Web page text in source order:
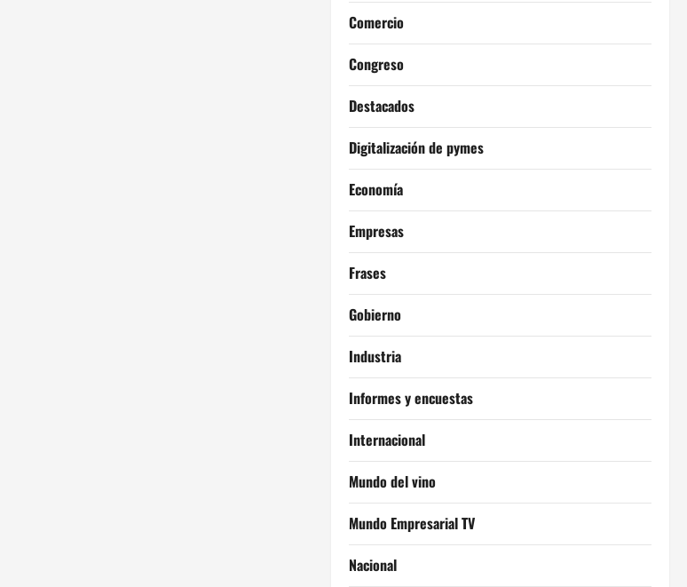
Comercio
Congreso
Destacados
Digitalización de pymes
Economía
Empresas
Frases
Gobierno
Industria
Informes y encuestas
Internacional
Mundo del vino
Mundo Empresarial TV
Nacional